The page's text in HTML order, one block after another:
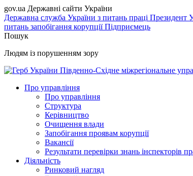
gov.ua Державні сайти України
Державна служба України з питань праці Президент
питань запобігання корупціїПідприємець
Пошук
Людям із порушенням зору
Південно-Східне міжрегіональне
Про управління
Про управління
Структура
Керівництво
Очищення влади
Запобігання проявам корупції
Вакансії
Результати перевірки знань інспекторів
Діяльність
Ринковий нагляд